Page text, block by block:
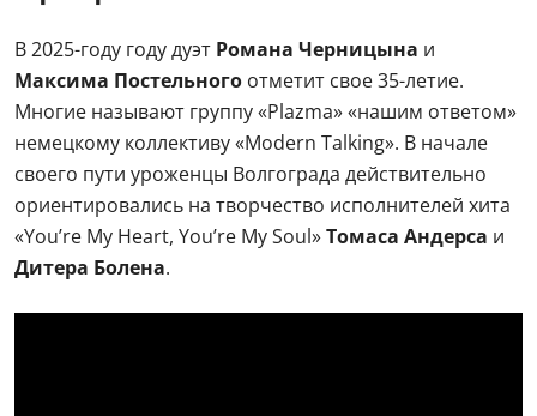
В 2025-году году дуэт Романа Черницына и
Максима Постельного отметит свое 35-летие.
Многие называют группу «Plazma» «нашим ответом»
немецкому коллективу «Modern Talking». В начале
своего пути уроженцы Волгограда действительно
ориентировались на творчество исполнителей хита
«You’re My Heart, You’re My Soul»Томаса Андерса и
Дитера Болена.